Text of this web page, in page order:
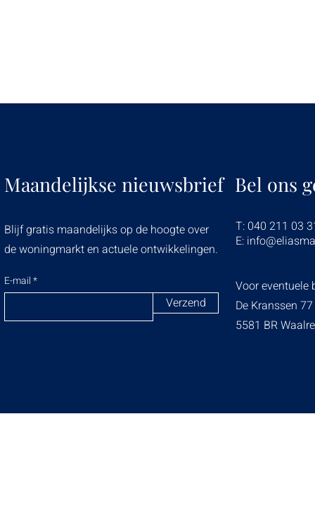
Maandelijkse nieuwsbrief
Blijf gratis maandelijks op de hoogte over
de woningmarkt en actuele ontwikkelingen.
E-mail
Verzend
Bel ons
T: 040 211 03
E:
Voor eventuele
De Kranssen 77
5581 BR Waalre